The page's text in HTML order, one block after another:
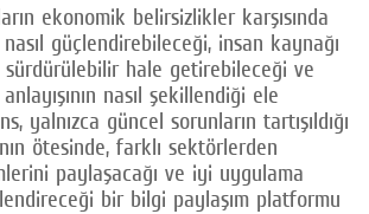
ekonomik belirsizlikler karşısında
nasıl güçlendirebileceği, insan kaynağı
sürdürülebilir hale getirebileceği ve
nasıl şekillendiği ele
yalnızca güncel sorunların tartışıldığı
ötesinde, farklı sektörlerden
paylaşacağı ve iyi uygulama
bir bilgi paylaşım platformu